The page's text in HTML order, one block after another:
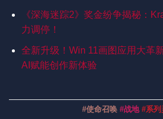
《深海迷踪2》奖金纷争揭秘：
力调停！
全新升级！Win 11画图应用大革
AI赋能创作新体验
#使命召唤 #战地 #系列